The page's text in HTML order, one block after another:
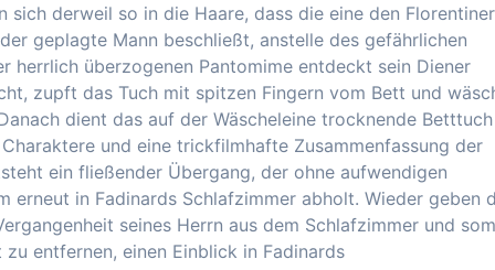
sich derweil so in die Haare, dass die eine den Florentiner
geplagte Mann beschließt, anstelle des gefährlichen
herrlich überzogenen Pantomime entdeckt sein Diener
zupft das Tuch mit spitzen Fingern vom Bett und
dient das auf der Wäscheleine trocknende Betttuch
und eine trickfilmhafte Zusammenfassung der
ein fließender Übergang, der ohne aufwendigen
erneut in Fadinards Schlafzimmer abholt. Wieder geben
seines Herrn aus dem Schlafzimmer und
entfernen, einen Einblick in Fadinards